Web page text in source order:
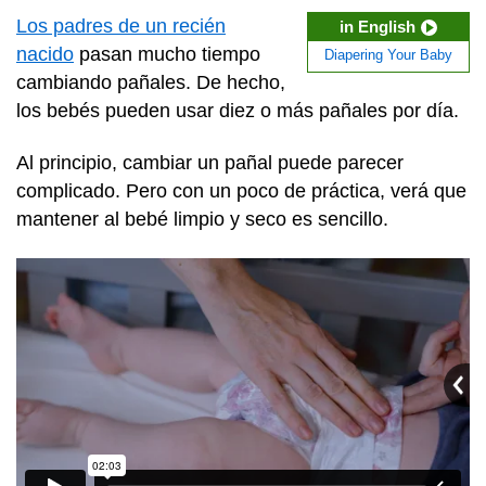
in English
Diapering Your Baby
Los padres de un recién
nacido pasan mucho tiempo
cambiando pañales. De hecho,
los bebés pueden usar diez o más pañales por día.
Al principio, cambiar un pañal puede parecer
complicado. Pero con un poco de práctica, verá que
mantener al bebé limpio y seco es sencillo.